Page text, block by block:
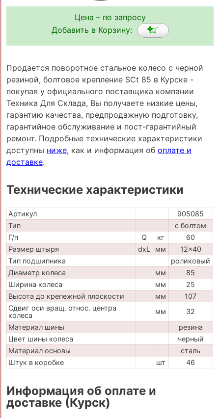
Цена – по запросу
Добавить в Корзину:
Продается поворотное стальное колесо с черной
резиной, болтовое крепление SCt 85 в Курске -
покупая у официального поставщика компании
Техника Для Склада, Вы получаете низкие цены,
гарантию качества, предпродажную подготовку,
гарантийное обслуживание и пост-гарантийный
ремонт. Подробные технические характеристики
доступны ниже, как и информация об оплате и
доставке.
Технические характеристики
Артикул
905085
Тип
с болтом
Г/п
Q кг
60
Размер штыря
dxL мм
12x40
Тип подшипника
роликовый
Диаметр колеса
мм
85
Ширина колеса
мм
25
Высота до крепежной плоскости
мм
107
Сдвиг оси вращ. относ. центра
колеса
мм
32
Материал шины
резина
Цвет шины колеса
черный
Материал основы
сталь
Штук в коробке
шт 46
Информация об оплате и
доставке (Курск)